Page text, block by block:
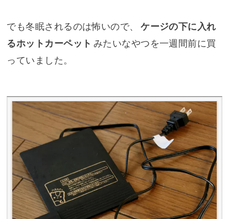
でも冬眠されるのは怖いので、
ケージの下に入れ
るホットカーペット みたいなやつを一週間前に買
っていました。